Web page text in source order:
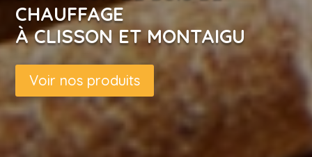
CHAUFFAGE
À CLISSON ET MONTAIGU
Voir nos produits